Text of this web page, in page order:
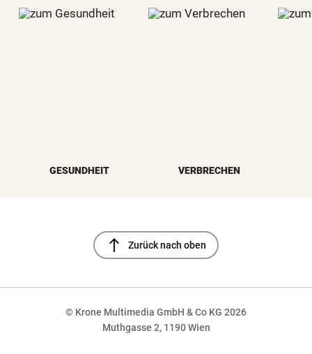
GESUNDHEIT VERBRECHEN
north Zurück nach oben
© Krone Multimedia GmbH & Co KG 2026
Muthgasse 2, 1190 Wien